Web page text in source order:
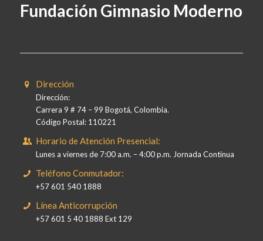
Fundación Gimnasio Moderno
Dirección
Dirección:
Carrera 9 # 74 – 99 Bogotá, Colombia.
Código Postal: 110221
Horario de Atención Presencial:
Lunes a viernes de 7:00 a.m. – 4:00 p.m. Jornada Continua
Teléfono Conmutador:
+57 601 540 1888
Línea Anticorrupción
+57 601 5 40 1888 Ext 129